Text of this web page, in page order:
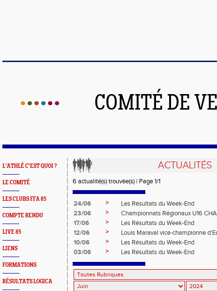
COMITÉ DE
L'ATHLÉ C'EST QUOI ?
LE COMITÉ
LES CLUBS FFA 85
COMPTE RENDU
LIVE 85
LIENS
FORMATIONS
RÉSULTATS LOGICA
ACTUALITÉS
6 actualité(s) trouvée(s) | Page 1/1
24/06 >
Les Résultats du Week-End
23/06
>
Championnats Régionaux U16
17/06
>
Les Résultats du Week-End
12/06
>
Louis Maraval vice-championne
10/06
>
Les Résultats du Week-End
03/06
> Les Résultats du Week-End